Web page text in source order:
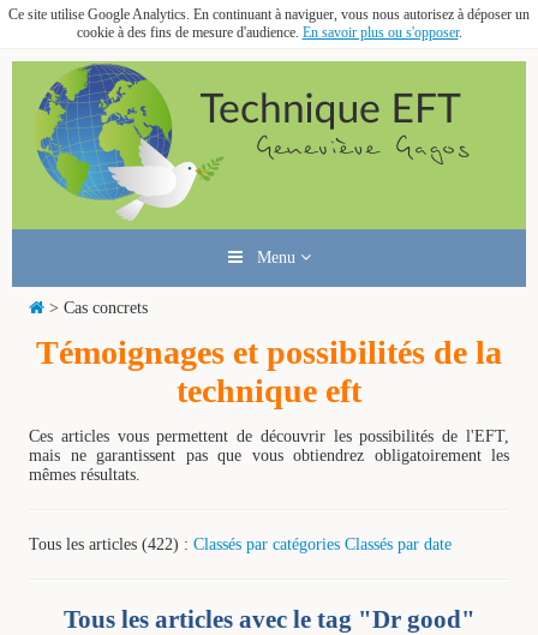
Ce site utilise Google Analytics. En continuant à naviguer, vous nous autorisez à déposer un
cookie à des fins de mesure d'audience. En savoir plus ou s'opposer.
Menu
> Cas concrets
Témoignages et possibilités de la
technique eft
Ces articles vous permettent de découvrir les possibilités de l'EFT,
mais ne garantissent pas que vous obtiendrez obligatoirement les
mêmes résultats.
Tous les articles (422) : Classés par catégories Classés par date
Tous les articles avec le tag "Dr good"